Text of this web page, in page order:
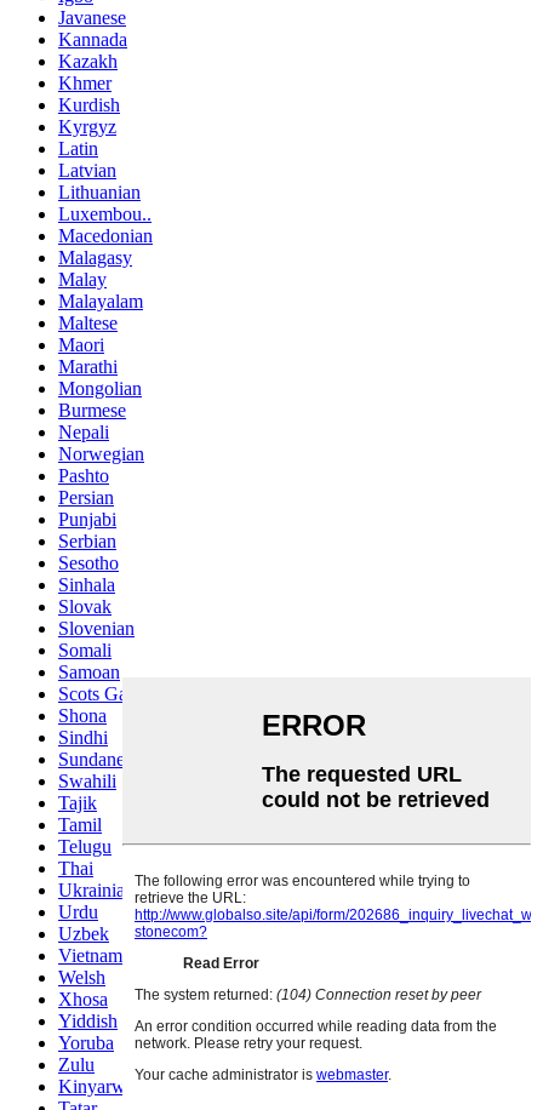
Javanese
Kannada
Kazakh
Khmer
Kurdish
Kyrgyz
Latin
Latvian
Lithuanian
Luxembou..
Macedonian
Malagasy
Malay
Malayalam
Maltese
Maori
Marathi
Mongolian
Burmese
Nepali
Norwegian
Pashto
Persian
Punjabi
Serbian
Sesotho
Sinhala
Slovak
Slovenian
Somali
Samoan
Scots Gaelic
Shona
Sindhi
Sundanese
Swahili
Tajik
Tamil
Telugu
Thai
Ukrainian
Urdu
Uzbek
Vietnamese
Welsh
Xhosa
Yiddish
Yoruba
Zulu
Kinyarwanda